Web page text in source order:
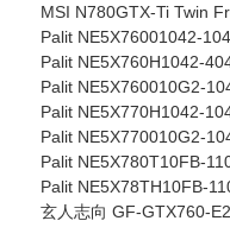
MSI N780GTX-Ti Twin
Palit NE5X76001042-
Palit NE5X760H1042-
Palit NE5X760010G2-
Palit NE5X770H1042-
Palit NE5X770010G2-
Palit NE5X780T10FB-
Palit NE5X78TH10FB-
玄人志向 GF-GTX760-